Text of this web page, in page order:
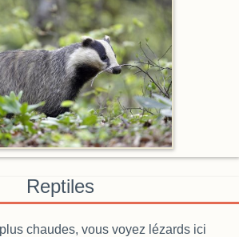
Reptiles
chaudes, vous voyez lézards ici